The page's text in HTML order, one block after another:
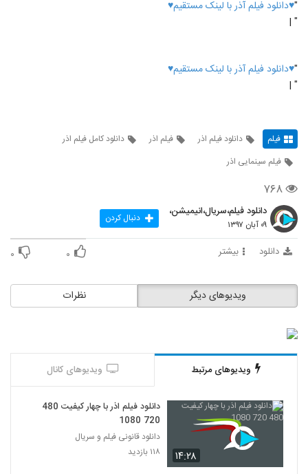
"♥دانلود فیلم آذر با لینک مستقیم♥
" |
"♥دانلود فیلم آذر با لینک مستقیم♥
" |
فیلم دانلود فیلم اذر فیلم اذر
دانلود کامل فیلم اذر
فیلم سینمایی اذر
۷۶۸
دانلود فیلم،سریال،انیمیشن،
۰۹ آبان ۱۳۹۷ دنبال کردن
دانلود بیشتر ۰ ۰
نظرات ویدیوهای دیگر
ویدیوهای مرتبط ویدیوهای کانال
۱۴:۲۸
دانلود فیلم اذر با چهار کیفیت 480
720 1080
دانلود قانونی فیلم و سریال
۱۱۸ بازدید